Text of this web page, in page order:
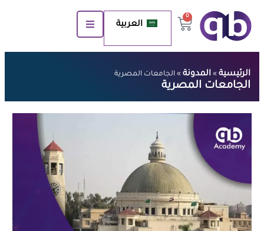
0
العربية
الرئيسية » المدونة » الجامعات المصرية
الجامعات المصرية